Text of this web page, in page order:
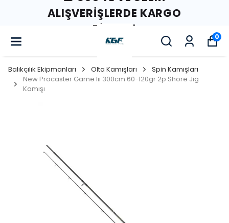
ALIŞVERIŞLERDE KARGO
BIZDEN!
0
Balıkçılık Ekipmanları Olta Kamışları
Spin Kamışları
New Procaster Game Iıı 300cm 60-120gr 2p Shore Jig
Kamışı